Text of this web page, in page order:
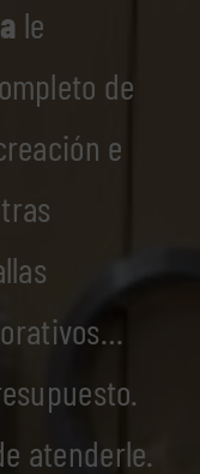
le
de
e
atenderle.